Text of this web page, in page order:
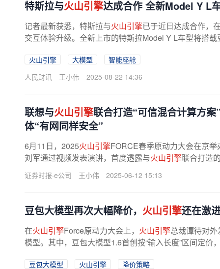
特斯拉与火山引擎达成合作 全新Model Y L
记者最新获悉，特斯拉与火山引擎已于近日达成合作，
交互体验升级。全新上市的特斯拉Model Y L车型将搭
火山引擎 大模型
智能座舱
人民财讯
王小伟 2025-08-22 14:36
联想与火山引擎联合打造“可信混合计算方
体“有网同样安全”
6月11日，2025火山引擎FORCE春季原动力大会在京
刘军通过视频发表演讲，首度透露与火山引擎联合打造
方案使得天禧个人超级智能体的安全...
证券时报·e公司 王小伟 2025-06-12 15:13
豆包大模型再次大幅降价， 火山引擎还在激
在火山引擎Force原动力大会上， 火山引擎总裁谭待对
模型。其中，豆包大模型1.6首创按“输入长度”区间定
豆包大模型 火山引擎
降价策略